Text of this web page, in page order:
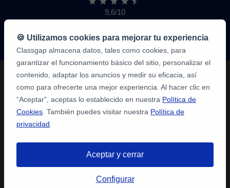
9,6/10
1.339.284
de
alumnos
🍪 Utilizamos cookies para mejorar tu experiencia
Classgap almacena datos, tales como cookies, para
garantizar el funcionamiento básico del sitio, personalizar el
contenido, adaptar los anuncios y medir su eficacia, así
como para ofrecerte una mejor experiencia. Al hacer clic en
“Aceptar”, aceptas lo establecido en nuestra Política de
Cookies . También puedes visitar nuestra Política de
privacidad
Aceptar y cerrar
Configurar